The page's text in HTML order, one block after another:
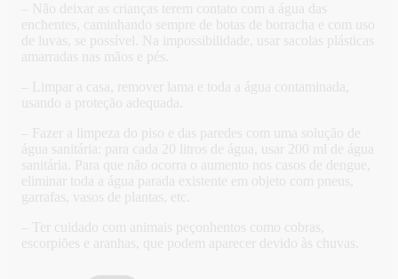
– Não deixar as crianças terem contato com a água das
enchentes, caminhando sempre de botas de borracha e com uso
de luvas, se possível. Na impossibilidade, usar sacolas plásticas
amarradas nas mãos e pés.
– Limpar a casa, remover lama e toda a água contaminada,
usando a proteção adequada.
– Fazer a limpeza do piso e das paredes com uma solução de
água sanitária: para cada 20 litros de água, usar 200 ml de água
sanitária. Para que não ocorra o aumento nos casos de dengue,
eliminar toda a água parada existente em objeto com pneus,
garrafas, vasos de plantas, etc.
– Ter cuidado com animais peçonhentos como cobras,
escorpiões e aranhas, que podem aparecer devido às chuvas.